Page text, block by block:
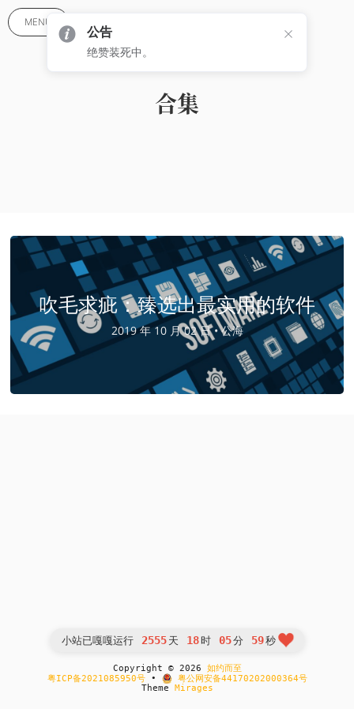
MENU
合集
吹毛求疵：臻选出最实用的软件
2019 年 10 月 02 日 •公海
小站已嘎嘎运行 2555 天 18时 05分 59秒
Copyright © 2026 如约而至
粤ICP备2021085950号•
粤公网安备44170202000364号
Theme Mirages
公告
绝赞装死中。